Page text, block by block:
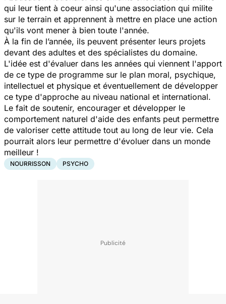
qui leur tient à coeur ainsi qu'une association qui milite
sur le terrain et apprennent à mettre en place une action
qu'ils vont mener à bien toute l'année.
À la fin de l’année, ils peuvent présenter leurs projets
devant des adultes et des spécialistes du domaine.
L'idée est d'évaluer dans les années qui viennent l'apport
de ce type de programme sur le plan moral, psychique,
intellectuel et physique et éventuellement de développer
ce type d'approche au niveau national et international.
Le fait de soutenir, encourager et développer le
comportement naturel d'aide des enfants peut permettre
de valoriser cette attitude tout au long de leur vie. Cela
pourrait alors leur permettre d'évoluer dans un monde
meilleur !
NOURRISSON PSYCHO